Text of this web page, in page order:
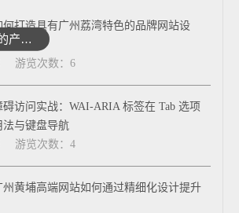
打造具有广州荔湾特色的品牌网站设
游览次数：6
访问实战：WAI-ARIA 标签在 Tab 选项
与键盘导航
游览次数：4
黄埔高端网站如何通过精细化设计提升
可以介绍下你们的产品么